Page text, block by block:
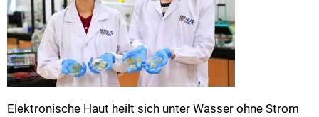
Elektronische Haut heilt sich unter Wasser ohne Strom